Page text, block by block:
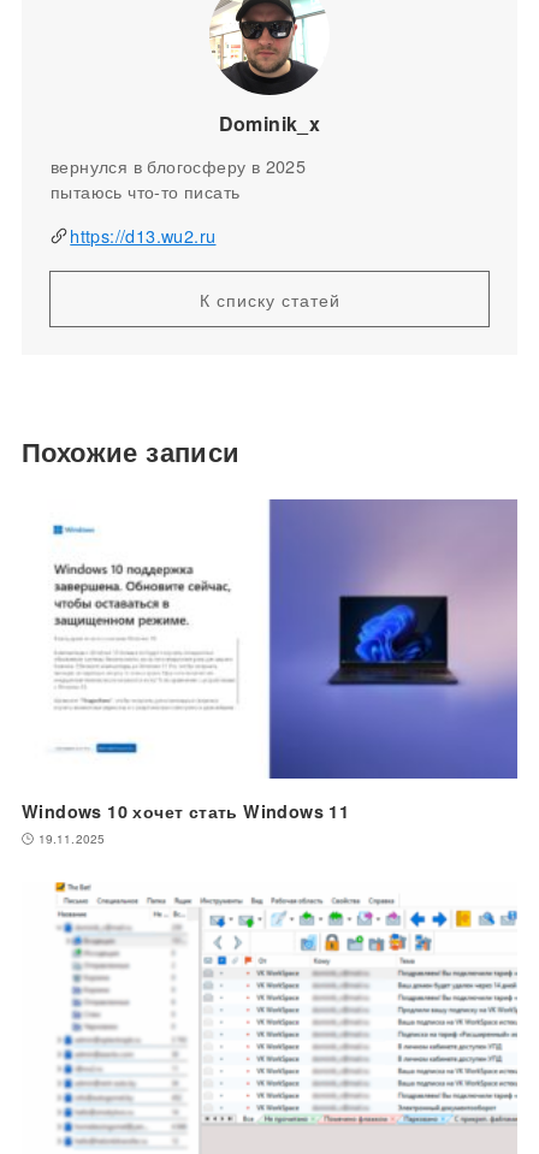
Dominik_x
вернулся в блогосферу в 2025
пытаюсь что-то писать
https://d13.wu2.ru
К списку статей
Похожие записи
Windows 10 хочет стать Windows 11
19.11.2025